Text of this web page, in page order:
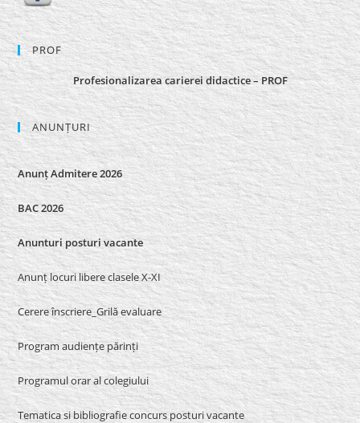
PROF
Profesionalizarea carierei didactice – PROF
ANUNȚURI
Anunț Admitere 2026
BAC 2026
Anunturi posturi vacante
Anunț locuri libere clasele X-XI
Cerere înscriere_Grilă evaluare
Program audiențe părinți
Programul orar al colegiului
Tematica si bibliografie concurs posturi vacante